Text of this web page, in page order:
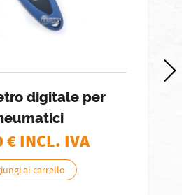
digitale per
€ INCL. IVA
al carrello